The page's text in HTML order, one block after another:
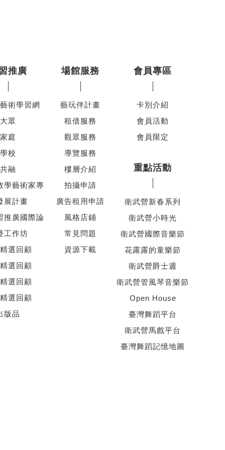
推廣
術學習網
大眾
家庭
學校
共融
學藝術家專
展計畫
推廣國際論
工作坊
選回顧
選回顧
選回顧
選回顧
版品
場館服務
藝玩伴計畫
租借服務
觀眾服務
導覽服務
樓層介紹
拍攝申請
廣告租用申請
風格店鋪
常見問題
資源下載
會員專區
卡別介紹
會員活動
會員限定
重點活動
衛武營新春系列
衛武營小時光
衛武營國際音樂節
花露露的童樂節
衛武營爵士週
衛武營管風琴音樂節
Open House
臺灣舞蹈平台
衛武營馬戲平台
臺灣舞蹈記憶地圖